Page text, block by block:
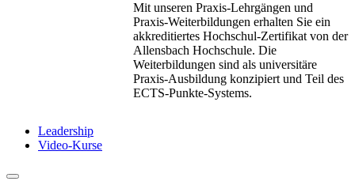
Mit unseren Praxis-Lehrgängen und
Praxis-Weiterbildungen erhalten Sie ein
akkreditiertes Hochschul-Zertifikat von der
Allensbach Hochschule. Die
Weiterbildungen sind als universitäre
Praxis-Ausbildung konzipiert und Teil des
ECTS-Punkte-Systems.
Leadership
Video-Kurse